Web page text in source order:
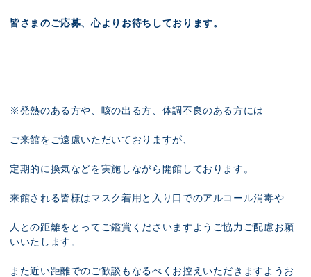
皆さまのご応募、心よりお待ちしております。
※発熱のある方や、咳の出る方、体調不良のある方には
ご来館をご遠慮いただいておりますが、
定期的に換気などを実施しながら開館しております。
来館される皆様はマスク着用と入り口でのアルコール消毒や
人との距離をとってご鑑賞くださいますようご協力ご配慮お願
いいたします。
また近い距離でのご歓談もなるべくお控えいただきますようお